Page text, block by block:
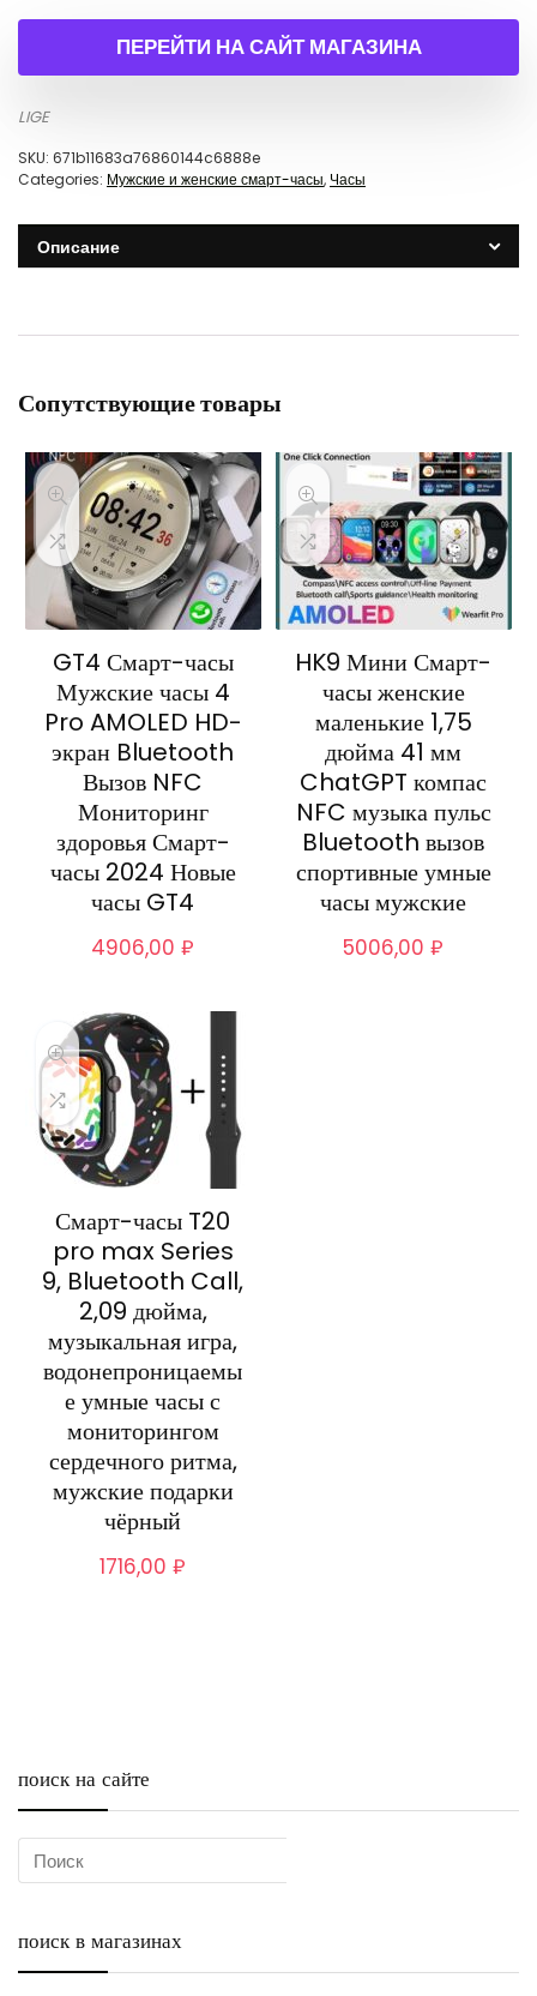
ПЕРЕЙТИ НА САЙТ МАГАЗИНА
LIGE
SKU: 671b11683a76860144c6888e
Categories: Мужские и женские смарт-часы, Часы
Описание
Сопутствующие товары
GT4 Смарт-часы
Мужские часы 4
Pro AMOLED HD-
экран Bluetooth
Вызов NFC
Мониторинг
здоровья Смарт-
часы 2024 Новые
часы GT4
4906,00₽
HK9 Мини Смарт-
часы женские
маленькие 1,75
дюйма 41 мм
ChatGPT компас
NFC музыка пульс
Bluetooth вызов
спортивные умные
часы мужские
5006,00₽
Смарт-часы T20
pro max Series
9, Bluetooth Call,
2,09 дюйма,
музыкальная игра,
водонепроницаемы
е умные часы с
мониторингом
сердечного ритма,
мужские подарки
чёрный
1716,00₽
поиск на сайте
поиск в магазинах